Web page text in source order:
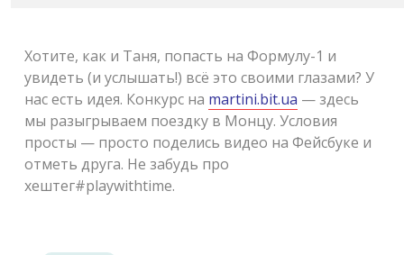
Хотите, как и Таня, попасть на Формулу-1 и
увидеть (и услышать!) всё это своими глазами? У
нас есть идея. Конкурс на martini.bit.ua — здесь
мы разыгрываем поездку в Монцу. Условия
просты — просто поделись видео на Фейсбуке и
отметь друга. Не забудь про
хештег#playwithtime.